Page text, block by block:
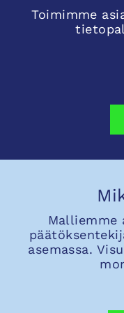
Toimimme
Malliemme
asemassa.